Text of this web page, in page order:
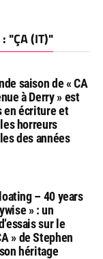
: "ÇA (IT)"
saison de « CA
à Derry » est
en écriture et
horreurs
des années
– 40 years
» : un
sur le
» de Stephen
héritage